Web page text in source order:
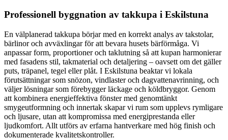
Professionell byggnation av takkupa i Eskilstuna
En välplanerad takkupa börjar med en korrekt analys av takstolar,
bärlinor och avväxlingar för att bevara husets bärförmåga. Vi
anpassar form, proportioner och taklutning så att kupan harmonierar
med fasadens stil, takmaterial och detaljering – oavsett om det gäller
puts, träpanel, tegel eller plåt. I Eskilstuna beaktar vi lokala
förutsättningar som snözon, vindlaster och dagvattenavrinning, och
väljer lösningar som förebygger läckage och köldbryggor. Genom
att kombinera energieffektiva fönster med genomtänkt
smygeutformning och innertak skapar vi rum som upplevs rymligare
och ljusare, utan att kompromissa med energiprestanda eller
ljudkomfort. Allt utförs av erfarna hantverkare med hög finish och
dokumenterade kvalitetskontroller.